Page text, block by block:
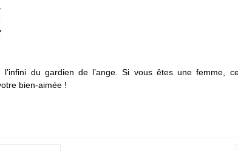
du gardien de l’ange. Si vous êtes une femme,
bien-aimée !